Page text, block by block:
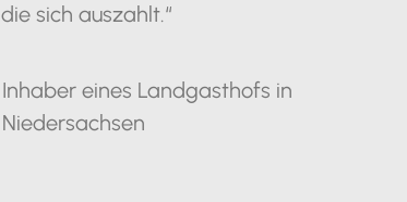
die sich auszahlt.“
Inhaber eines Landgasthofs in
Niedersachsen